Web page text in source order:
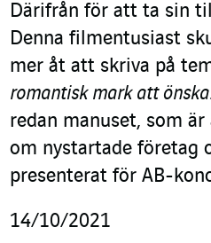
Därifrån för att ta sin
Denna filmentusiast
mer åt att skriva på
romantisk mark att önska
redan manuset, som
om nystartade företag
presenterat för AB-
14/10/2021